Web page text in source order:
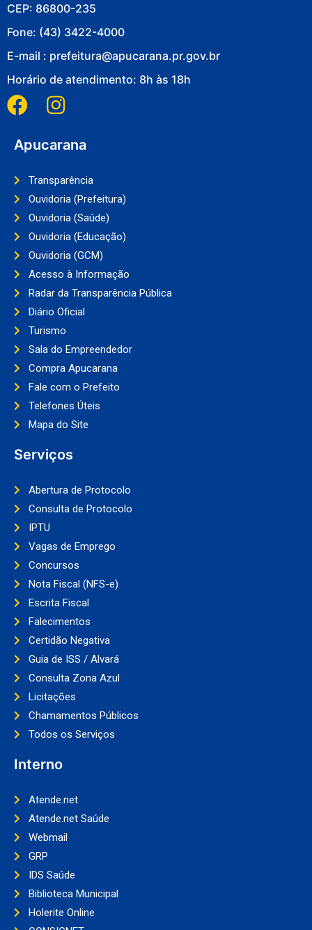
CEP: 86800-235
Fone: (43) 3422-4000
E-mail : prefeitura@apucarana.pr.gov.br
Horário de atendimento: 8h às 18h
Apucarana
Transparência
Ouvidoria (Prefeitura)
Ouvidoria (Saúde)
Ouvidoria (Educação)
Ouvidoria (GCM)
Acesso à Informação
Radar da Transparência Pública
Diário Oficial
Turismo
Sala do Empreendedor
Compra Apucarana
Fale com o Prefeito
Telefones Úteis
Mapa do Site
Serviços
Abertura de Protocolo
Consulta de Protocolo
IPTU
Vagas de Emprego
Concursos
Nota Fiscal (NFS-e)
Escrita Fiscal
Falecimentos
Certidão Negativa
Guia de ISS / Alvará
Consulta Zona Azul
Licitações
Chamamentos Públicos
Todos os Serviços
Interno
Atende.net
Atende.net Saúde
Webmail
GRP
IDS Saúde
Biblioteca Municipal
Holerite Online